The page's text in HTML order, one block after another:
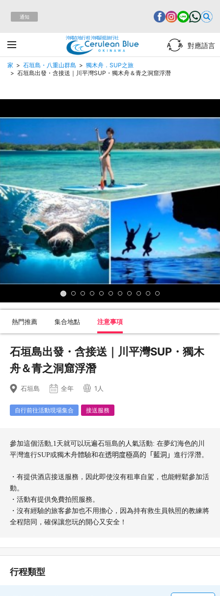
通知
沖繩在地行程 沖繩蔚藍旅行社
對應語言
家 石垣島・八重山群島
獨木舟．SUP之旅
石垣島出發・含接送｜川平灣SUP・獨木舟＆青之洞窟浮潛
熱門推薦 集合地點 注意事項
石垣島出發・含接送｜川平灣SUP・獨木
舟＆青之洞窟浮潛
石垣島 全年 1人
自行前往活動現場集合 接送服務
參加這個活動,1天就可以玩遍石垣島的人氣活動: 在夢幻海色的川
平灣進行SUP或獨木舟體驗和在透明度極高的「藍洞」 進行浮潛。
・有提供酒店接送服務，因此即使沒有租車自駕，也能輕鬆參加活
動。
・活動有提供免費拍照服務。
・沒有經驗的旅客參加也不用擔心，因為持有救生員執照的教練將
全程陪同，確保讓您玩的開心又安全！
行程類型